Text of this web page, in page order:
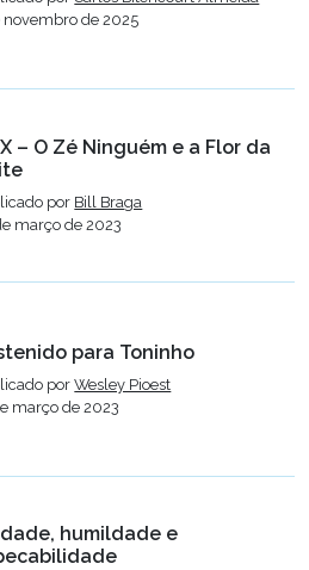
novembro de 2025
– O Zé Ninguém e a Flor da
por Bill Braga
março de 2023
para Toninho
porWesley Pioest
março de 2023
humildade e